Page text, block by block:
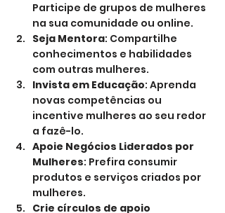
Participe de grupos de mulheres
na sua comunidade ou online.
Seja Mentora: Compartilhe
conhecimentos e habilidades
com outras mulheres.
Invista em Educação: Aprenda
novas competências ou
incentive mulheres ao seu redor
a fazê-lo.
Apoie Negócios Liderados por
Mulheres: Prefira consumir
produtos e serviços criados por
mulheres.
Crie círculos de apoio